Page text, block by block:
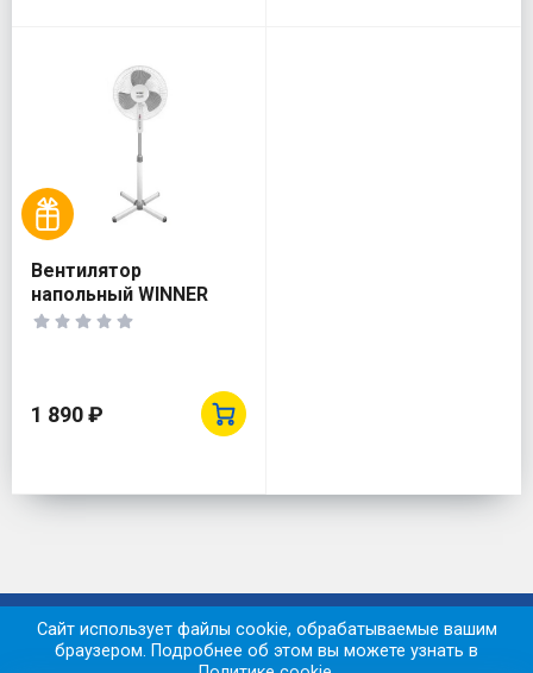
Вентилятор
напольный WINNER
WR-821
1 890 ₽
К началу страницы
Сайт использует файлы cookie, обрабатываемые вашим
браузером. Подробнее об этом вы можете узнать в